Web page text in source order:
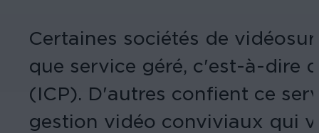
Certaines sociétés de
que service géré, c'est-à-dire
(ICP). D'autres confient ce
gestion vidéo conviviaux qui